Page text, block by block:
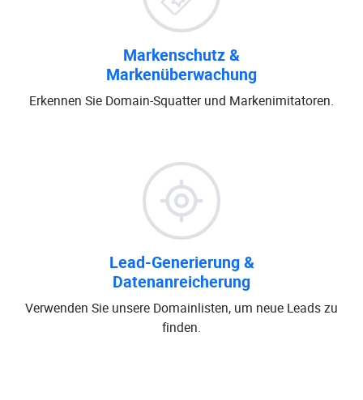
Markenschutz &
Markenüberwachung
Erkennen Sie Domain-Squatter und Markenimitatoren.
Lead-Generierung &
Datenanreicherung
Verwenden Sie unsere Domainlisten, um neue Leads zu
finden.